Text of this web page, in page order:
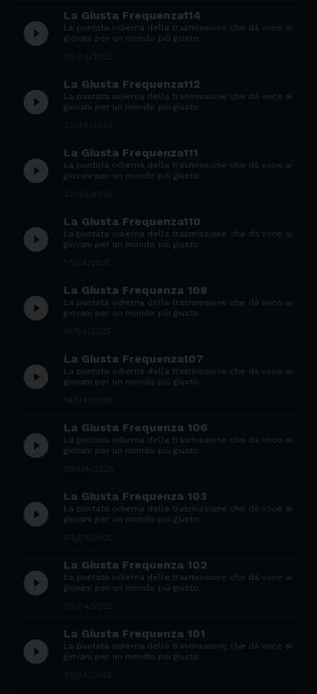
play_circle_filled
La Giusta Frequenza114
La puntata odierna della trasmissione che dà voce ai
giovani per un mondo più giusto
play_circle_filled
La Giusta Frequenza112
La puntata odierna della trasmissione che dà voce ai
giovani per un mondo più giusto
play_circle_filled
La Giusta Frequenza111
La puntata odierna della trasmissione che dà voce ai
giovani per un mondo più giusto
play_circle_filled
La Giusta Frequenza110
La puntata odierna della trasmissione che dà voce ai
giovani per un mondo più giusto
play_circle_filled
La Giusta Frequenza 108
La puntata odierna della trasmissione che dà voce ai
giovani per un mondo più giusto
play_circle_filled
La Giusta Frequenza107
La puntata odierna della trasmissione che dà voce ai
giovani per un mondo più giusto
play_circle_filled
La Giusta Frequenza 106
La puntata odierna della trasmissione che dà voce ai
giovani per un mondo più giusto
play_circle_filled
La Giusta Frequenza 103
La puntata odierna della trasmissione che dà voce ai
giovani per un mondo più giusto
play_circle_filled
La Giusta Frequenza 102
La puntata odierna della trasmissione che dà voce ai
giovani per un mondo più giusto
play_circle_filled
La Giusta Frequenza 101
La puntata odierna della trasmissione che dà voce ai
giovani per un mondo più giusto